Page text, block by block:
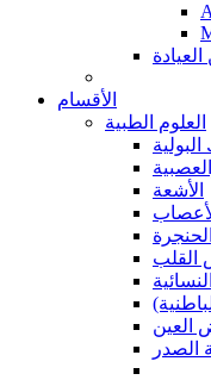
الأقسام
العلوم الطبية
الأشعة
القلب
العين
الصدر